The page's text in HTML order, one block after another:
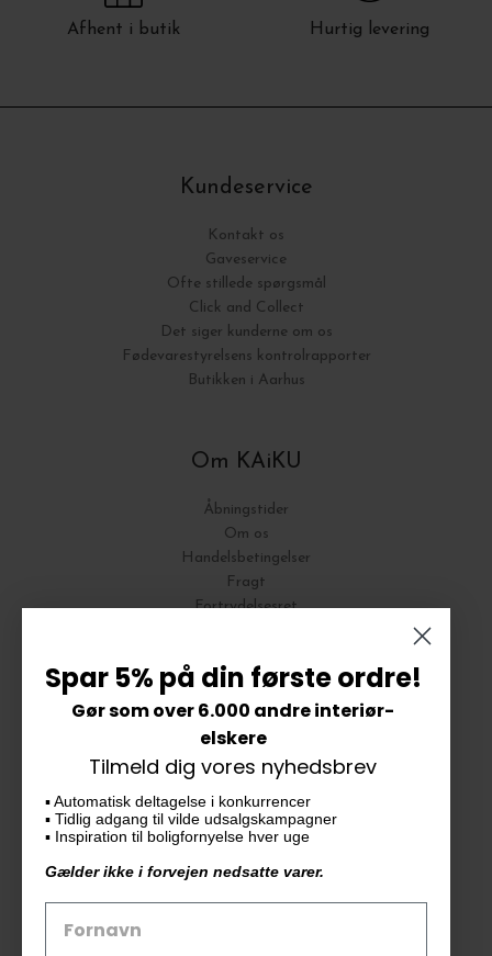
Afhent i butik Hurtig levering
Kundeservice
Kontakt os
Gaveservice
Ofte stillede spørgsmål
Click and Collect
Det siger kunderne om os
Fødevarestyrelsens kontrolrapporter
Butikken i Aarhus
Om KAiKU
Åbningstider
Om os
Handelsbetingelser
Fragt
Fortrydelsesret
Vores butik
KAiKU ApS
Langdalsvej 46, bygning 7
8220 Brabrand
Tlf. 33 11 19 07
CVR-nr. 30715349
Spar 5% på din første ordre!
Gør som over 6.000 andre interiør-
elskere
Tilmeld dig vores nyhedsbrev
▪️ Automatisk deltagelse i konkurrencer
▪️ Tidlig adgang til vilde udsalgskampagner
▪️ Inspiration til boligfornyelse hver uge
Gælder ikke i forvejen nedsatte varer.